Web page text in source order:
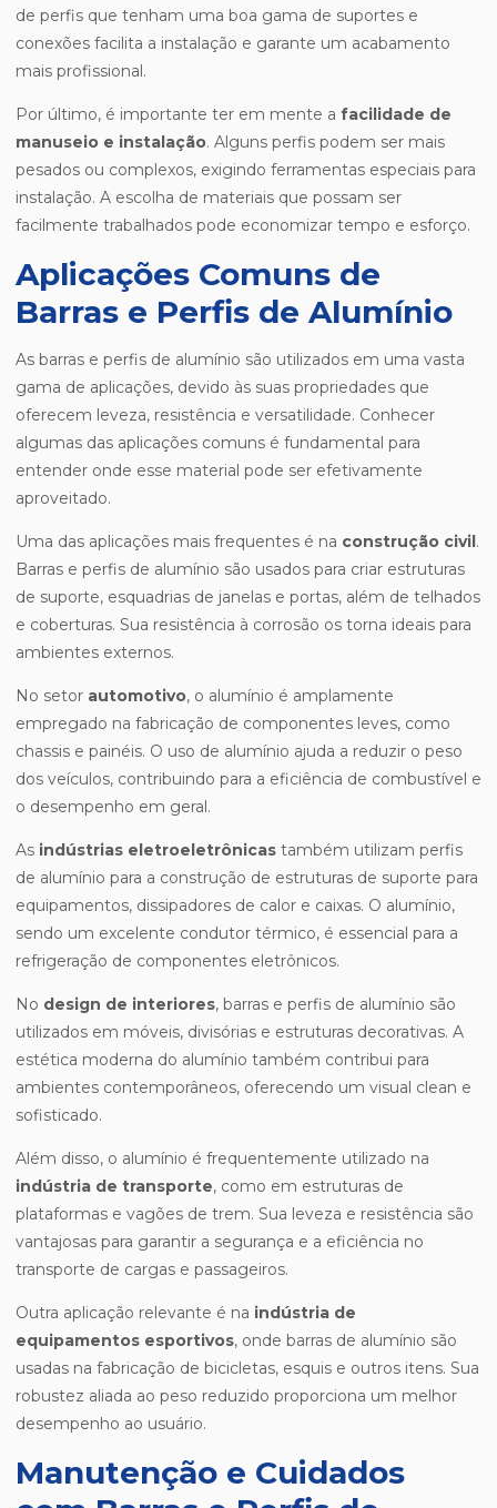
de perfis que tenham uma boa gama de suportes e
conexões facilita a instalação e garante um acabamento
mais profissional.
Por último, é importante ter em mente a facilidade de
manuseio e instalação. Alguns perfis podem ser mais
pesados ou complexos, exigindo ferramentas especiais para
instalação. A escolha de materiais que possam ser
facilmente trabalhados pode economizar tempo e esforço.
Aplicações Comuns de
Barras e Perfis de Alumínio
As barras e perfis de alumínio são utilizados em uma vasta
gama de aplicações, devido às suas propriedades que
oferecem leveza, resistência e versatilidade. Conhecer
algumas das aplicações comuns é fundamental para
entender onde esse material pode ser efetivamente
aproveitado.
Uma das aplicações mais frequentes é na construção civil .
Barras e perfis de alumínio são usados para criar estruturas
de suporte, esquadrias de janelas e portas, além de telhados
e coberturas. Sua resistência à corrosão os torna ideais para
ambientes externos.
No setor automotivo, o alumínio é amplamente
empregado na fabricação de componentes leves, como
chassis e painéis. O uso de alumínio ajuda a reduzir o peso
dos veículos, contribuindo para a eficiência de combustível e
o desempenho em geral.
As indústrias eletroeletrônicas também utilizam perfis
de alumínio para a construção de estruturas de suporte para
equipamentos, dissipadores de calor e caixas. O alumínio,
sendo um excelente condutor térmico, é essencial para a
refrigeração de componentes eletrônicos.
No design de interiores, barras e perfis de alumínio são
utilizados em móveis, divisórias e estruturas decorativas. A
estética moderna do alumínio também contribui para
ambientes contemporâneos, oferecendo um visual clean e
sofisticado.
Além disso, o alumínio é frequentemente utilizado na
indústria de transporte, como em estruturas de
plataformas e vagões de trem. Sua leveza e resistência são
vantajosas para garantir a segurança e a eficiência no
transporte de cargas e passageiros.
Outra aplicação relevante é na indústria de
equipamentos esportivos, onde barras de alumínio são
usadas na fabricação de bicicletas, esquis e outros itens. Sua
robustez aliada ao peso reduzido proporciona um melhor
desempenho ao usuário.
Manutenção e Cuidados